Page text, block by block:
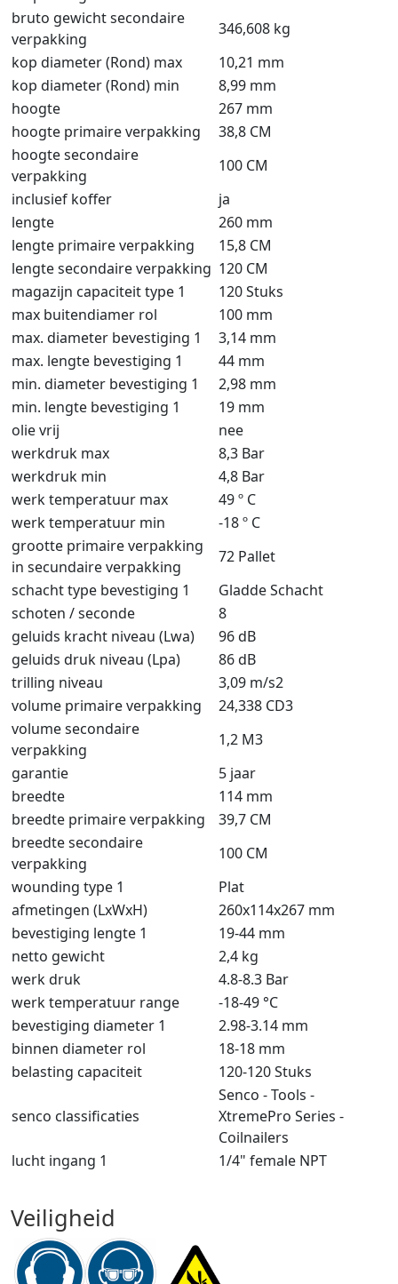
bruto gewicht secondaire
verpakking
346,608 kg
kop diameter (Rond) max
10,21 mm
kop diameter (Rond) min
8,99 mm
hoogte
267 mm
hoogte primaire verpakking
38,8 CM
hoogte secondaire
verpakking
100 CM
inclusief koffer
ja
lengte
260 mm
lengte primaire verpakking
15,8 CM
lengte secondaire verpakking 120 CM
magazijn capaciteit type 1
120 Stuks
max buitendiamer rol
100 mm
max. diameter bevestiging 1
3,14 mm
max. lengte bevestiging 1
44 mm
min. diameter bevestiging 1
2,98 mm
min. lengte bevestiging 1
19 mm
olie vrij
nee
werkdruk max
8,3 Bar
werkdruk min
4,8 Bar
werk temperatuur max
49 º C
werk temperatuur min
-18 º C
grootte primaire verpakking
in secundaire verpakking
72 Pallet
schacht type bevestiging 1
Gladde Schacht
schoten / seconde
8
geluids kracht niveau (Lwa)
96 dB
geluids druk niveau (Lpa)
86 dB
trilling niveau
3,09 m/s2
volume primaire verpakking
24,338 CD3
volume secondaire
verpakking
1,2 M3
garantie
5 jaar
breedte
114 mm
breedte primaire verpakking
39,7 CM
breedte secondaire
verpakking
100 CM
wounding type 1
Plat
afmetingen (LxWxH)
260x114x267 mm
bevestiging lengte 1
19-44 mm
netto gewicht
2,4 kg
werk druk
4.8-8.3 Bar
werk temperatuur range
-18-49 °C
bevestiging diameter 1
2.98-3.14 mm
binnen diameter rol
18-18 mm
belasting capaciteit
120-120 Stuks
senco classificaties
Senco - Tools -
XtremePro Series -
Coilnailers
lucht ingang 1
1/4" female NPT
Veiligheid